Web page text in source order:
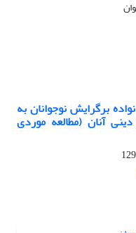
برگرایش نوجوانان به
آنان (مطالعه موردی